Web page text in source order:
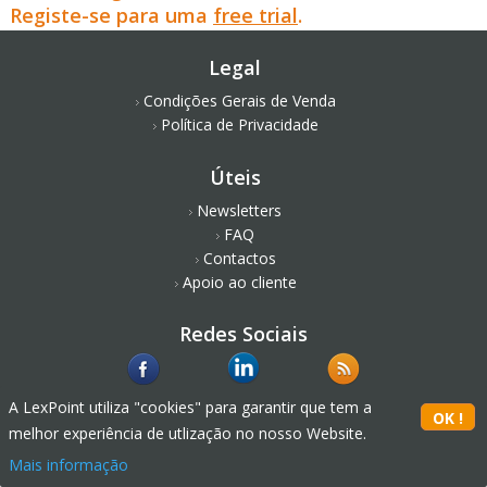
Registe-se para uma free trial.
Legal
Condições Gerais de Venda
Política de Privacidade
Úteis
Newsletters
FAQ
Contactos
Apoio ao cliente
Redes Sociais
A LexPoint utiliza "cookies" para garantir que tem a
melhor experiência de utlização no nosso Website.
Mais informação